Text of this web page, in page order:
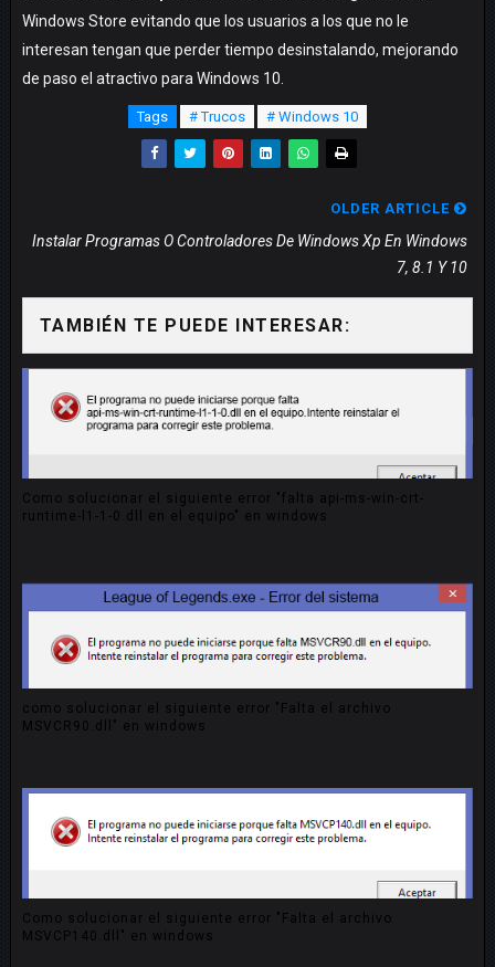
Windows Store evitando que los usuarios a los que no le
interesan tengan que perder tiempo desinstalando, mejorando
de paso el atractivo para Windows 10.
Tags # Trucos # Windows 10
OLDER ARTICLE
Instalar Programas O Controladores De Windows Xp En Windows
7, 8.1 Y 10
TAMBIÉN TE PUEDE INTERESAR:
Como solucionar el siguiente error "falta api-ms-win-crt-
runtime-l1-1-0.dll en el equipo" en windows
como solucionar el siguiente error "Falta el archivo
MSVCR90.dll" en windows
Como solucionar el siguiente error "Falta el archivo
MSVCP140.dll" en windows